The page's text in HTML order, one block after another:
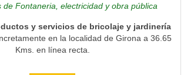
de Fontaneria, electricidad y obra pública
y servicios de bricolaje y jardinería
en la localidad de Girona a 36.65
Kms. en línea recta.